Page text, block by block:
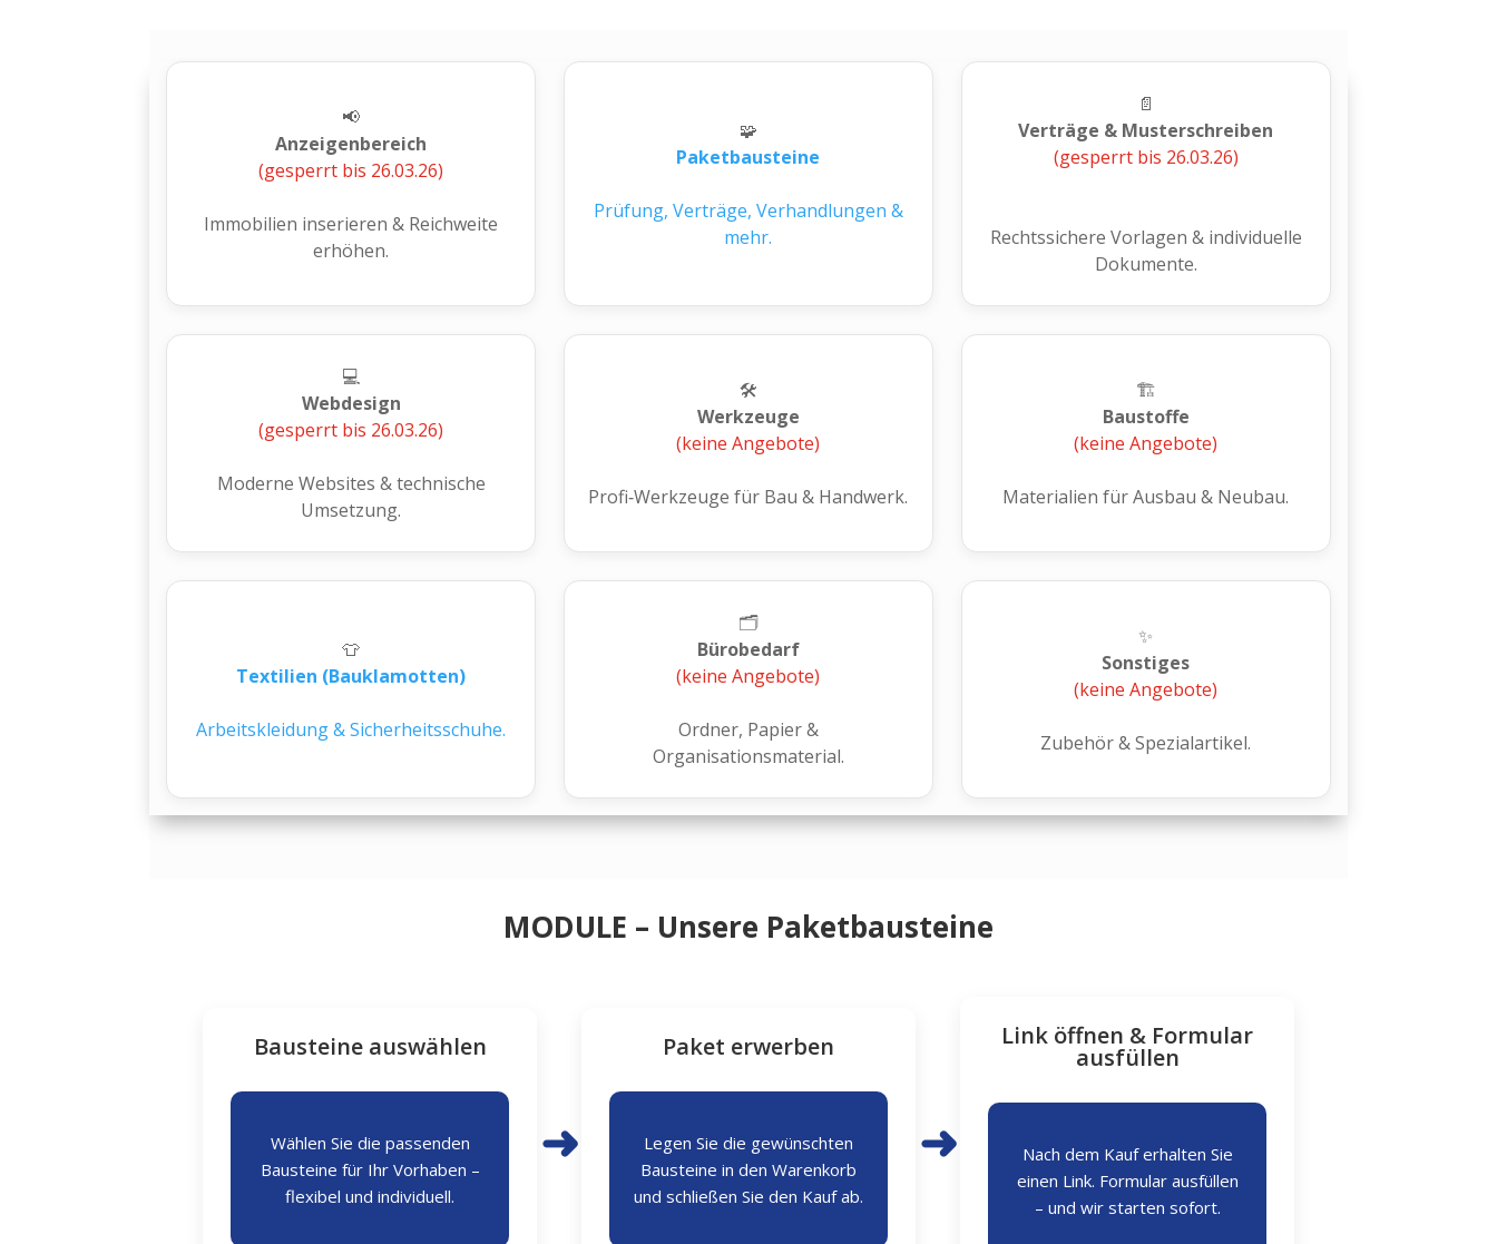
📢
Anzeigenbereich
(gesperrt bis 26.03.26)
Immobilien inserieren & Reichweite
erhöhen.
🧩
Paketbausteine
Prüfung, Verträge, Verhandlungen &
mehr.
📄
Verträge & Musterschreiben
(gesperrt bis 26.03.26)
Rechtssichere Vorlagen & individuelle
Dokumente.
💻
Webdesign
(gesperrt bis 26.03.26)
Moderne Websites & technische
Umsetzung.
🛠️
Werkzeuge
(keine Angebote)
Profi‑Werkzeuge für Bau & Handwerk.
🏗️
Baustoffe
(keine Angebote)
Materialien für Ausbau & Neubau.
👕
Textilien (Bauklamotten)
Arbeitskleidung & Sicherheitsschuhe.
🗂️
Bürobedarf
(keine Angebote)
Ordner, Papier &
Organisationsmaterial.
✨
Sonstiges
(keine Angebote)
Zubehör & Spezialartikel.
MODULE – Unsere Paketbausteine
Bausteine auswählen
Wählen Sie die passenden
Bausteine für Ihr Vorhaben –
flexibel und individuell.
➜
Paket erwerben
Legen Sie die gewünschten
Bausteine in den Warenkorb
und schließen Sie den Kauf ab.
➜
Link öffnen & Formular
ausfüllen
Nach dem Kauf erhalten Sie
einen Link. Formular ausfüllen
– und wir starten sofort.